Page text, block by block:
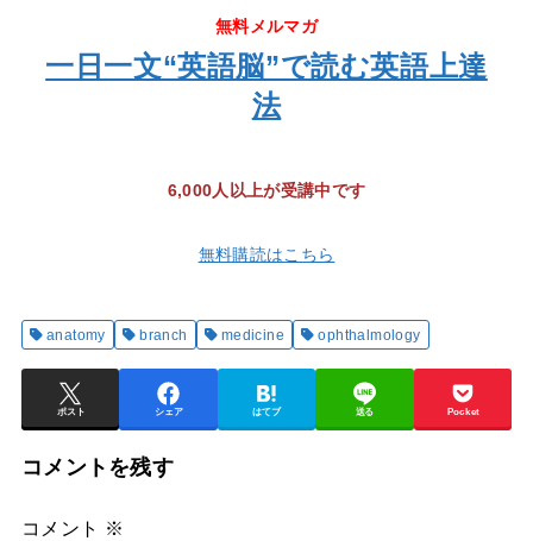
無料メルマガ
一日一文“英語脳”で読む英語上達
法
6,000人以上が受講中です
無料購読はこちら
anatomy branch medicine ophthalmology
ポスト シェア はてブ 送る Pocket
コメントを残す
コメント ※